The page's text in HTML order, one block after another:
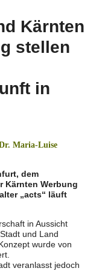
Kärnten
stellen
in
Maria-Luise
dem
Kärnten Werbung
„acts“ läuft
in Aussicht
und Land
wurde von
veranlasst jedoch